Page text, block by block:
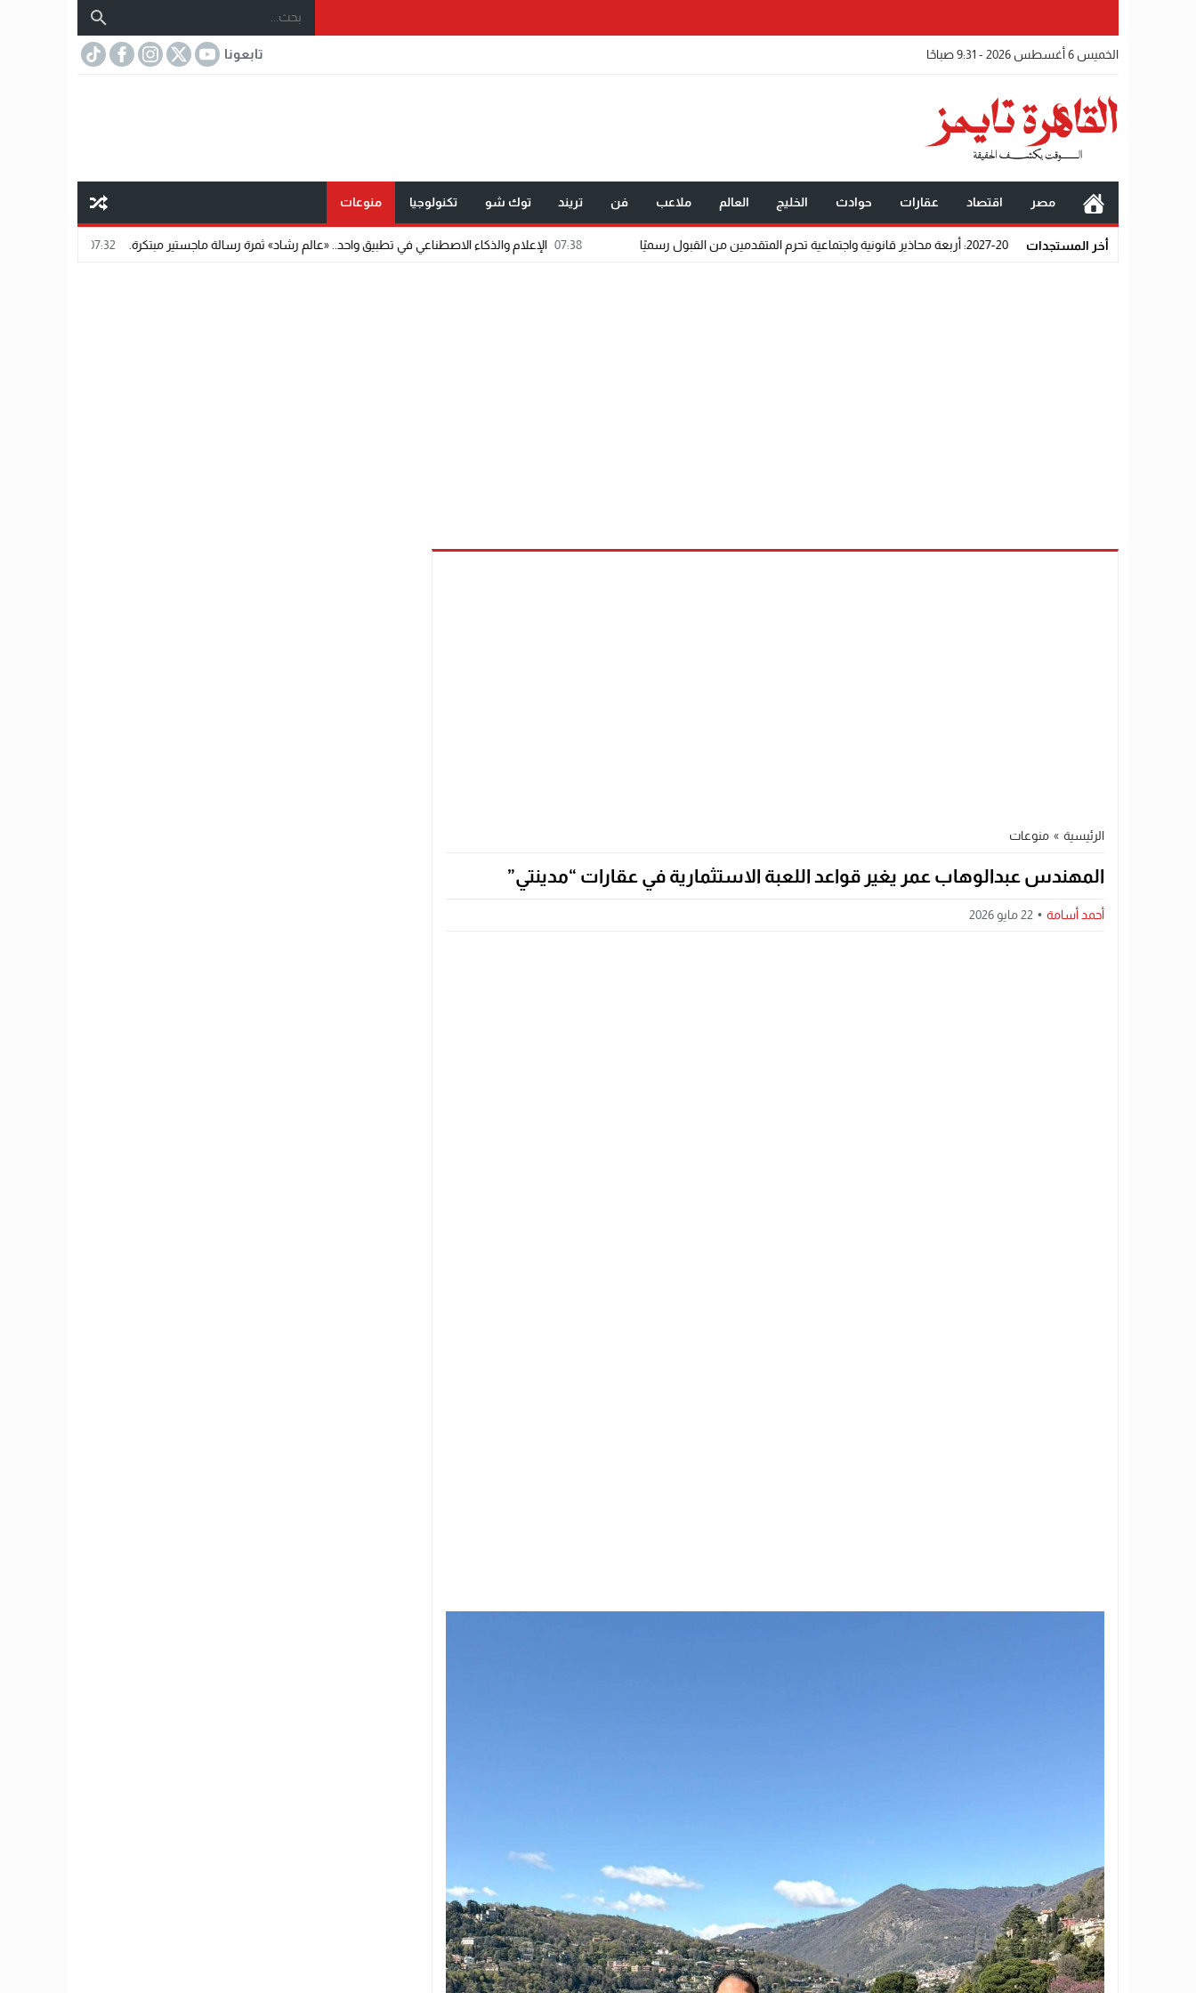
الخميس 6 أغسطس 2026 - 9:31 صباحًا تابعونا
مصر اقتصاد عقارات حوادث الخليج العالم ملاعب فن تريند توك شو تكنولوجيا منوعات
أخر المستجدات 07:38 الإعلام والذكاء الاصطناعي في تطبيق واحد.. «عالم رشاد» ثمرة رسالة ماجستير مبتكرة. 07:32 مختار عتمان.. «صديق المشاهير»..
الرئيسية » منوعات
المهندس عبدالوهاب عمر يغير قواعد اللعبة الاستثمارية في عقارات “مدينتي”
أحمد أسامة 22 مايو 2026